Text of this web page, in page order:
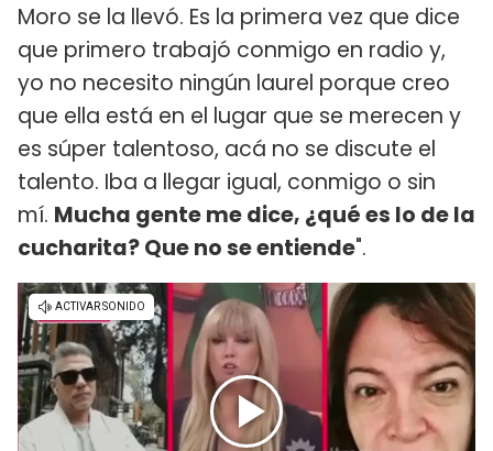
Moro se la llevó. Es la primera vez que dice
que primero trabajó conmigo en radio y,
yo no necesito ningún laurel porque creo
que ella está en el lugar que se merecen y
es súper talentoso, acá no se discute el
talento. Iba a llegar igual, conmigo o sin
mí. Mucha gente me dice, ¿qué es lo de la
cucharita? Que no se entiende".